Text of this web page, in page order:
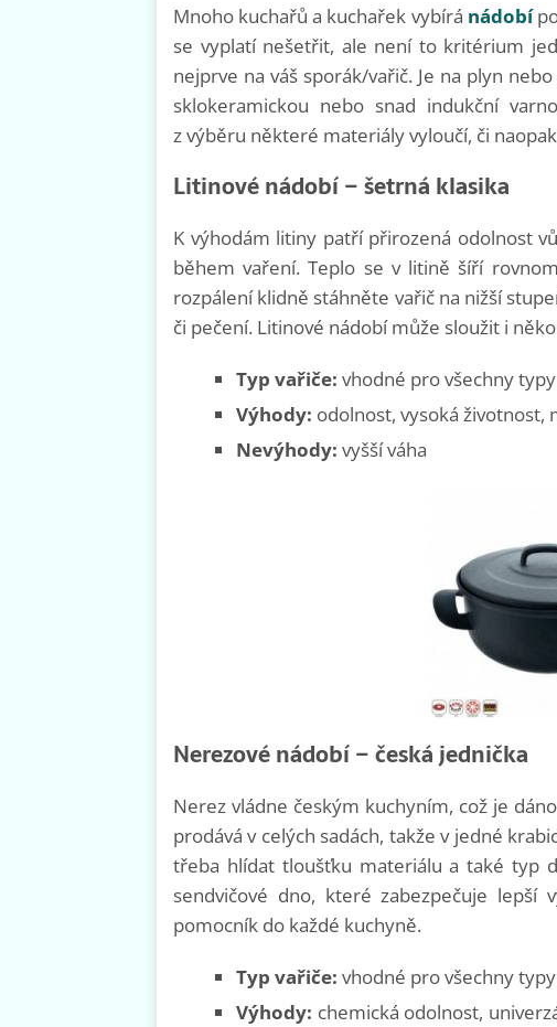
Mnoho kuchařů a kuchařek vybírá nádobí
se vyplatí nešetřit, ale není to kritérium
nejprve na váš sporák/vařič. Je na plyn
sklokeramickou nebo snad indukční
z výběru některé materiály vyloučí, či
Litinové nádobí – šetrná klasika
K výhodám litiny patří přirozená odolnost
během vaření. Teplo se v litině šíří
rozpálení klidně stáhněte vařič na nižší
či pečení. Litinové nádobí může sloužit i
Typ vařiče: vhodné pro všechny
Výhody: odolnost, vysoká
Nevýhody: vyšší váha
Nerezové nádobí – česká jednička
Nerez vládne českým kuchyním, což je
prodává v celých sadách, takže v jedné
třeba hlídat tloušťku materiálu a také typ
sendvičové dno, které zabezpečuje lepší
pomocník do každé kuchyně.
Typ vařiče: vhodné pro všechny
Výhody: chemická odolnost,